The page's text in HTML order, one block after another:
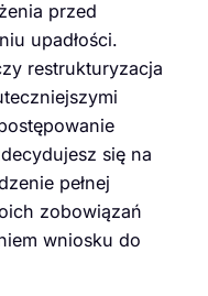
przed
upadłości.
restrukturyzacja
się na
pełnej
zobowiązań
wniosku do